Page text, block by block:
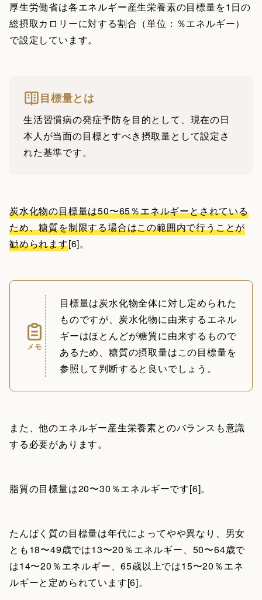
厚生労働省は各エネルギー産生栄養素の目標量を1日の
総摂取カロリーに対する割合（単位：％エネルギー）
で設定しています。
目標量とは
生活習慣病の発症予防を目的として、現在の日
本人が当面の目標とすべき摂取量として設定さ
れた基準です。
炭水化物の目標量は50〜65％エネルギーとされている
ため、糖質を制限する場合はこの範囲内で行うことが
勧められます[6]。
メモ
目標量は炭水化物全体に対し定められた
ものですが、炭水化物に由来するエネル
ギーはほとんどが糖質に由来するもので
あるため、糖質の摂取量はこの目標量を
参照して判断すると良いでしょう。
また、他のエネルギー産生栄養素とのバランスも意識
する必要があります。
脂質の目標量は20〜30％エネルギーです[6]。
たんぱく質の目標量は年代によってやや異なり、男女
とも18〜49歳では13〜20％エネルギー、50〜64歳で
は14〜20％エネルギー、65歳以上では15〜20％エネ
ルギーと定められています[6]。